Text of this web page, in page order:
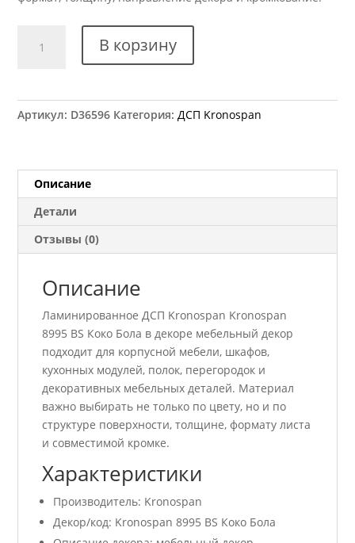
товара
ВS
2800x2070
18
В корзину
Артикул: D36596 Категория: ДСП Kronospan
Описание
Детали
Отзывы (0)
Описание
Ламинированное ДСП Kronospan Kronospan
8995 ВS Коко Бола в декоре мебельный декор
подходит для корпусной мебели, шкафов,
кухонных модулей, полок, перегородок и
декоративных мебельных деталей. Материал
важно выбирать не только по цвету, но и по
структуре поверхности, толщине, формату листа
и совместимой кромке.
Характеристики
Производитель: Kronospan
Декор/код: Kronospan 8995 ВS Коко Бола